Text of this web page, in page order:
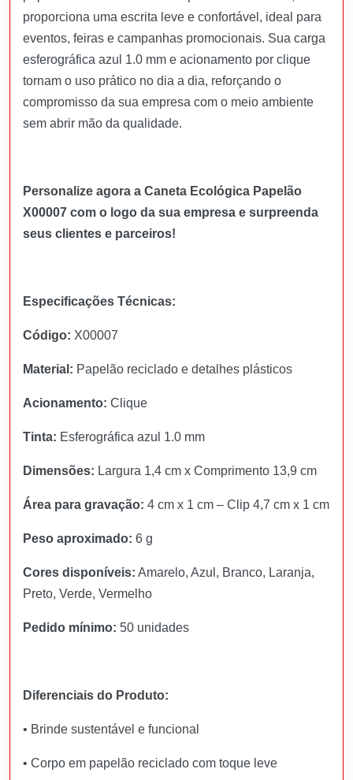
proporciona uma escrita leve e confortável, ideal para
eventos, feiras e campanhas promocionais. Sua carga
esferográfica azul 1.0 mm e acionamento por clique
tornam o uso prático no dia a dia, reforçando o
compromisso da sua empresa com o meio ambiente
sem abrir mão da qualidade.
Personalize agora a Caneta Ecológica Papelão
X00007 com o logo da sua empresa e surpreenda
seus clientes e parceiros!
Especificações Técnicas:
Código: X00007
Material: Papelão reciclado e detalhes plásticos
Acionamento: Clique
Tinta: Esferográfica azul 1.0 mm
Dimensões: Largura 1,4 cm x Comprimento 13,9 cm
Área para gravação: 4 cm x 1 cm – Clip 4,7 cm x 1 cm
Peso aproximado: 6 g
Cores disponíveis: Amarelo, Azul, Branco, Laranja,
Preto, Verde, Vermelho
Pedido mínimo: 50 unidades
Diferenciais do Produto:
• Brinde sustentável e funcional
• Corpo em papelão reciclado com toque leve